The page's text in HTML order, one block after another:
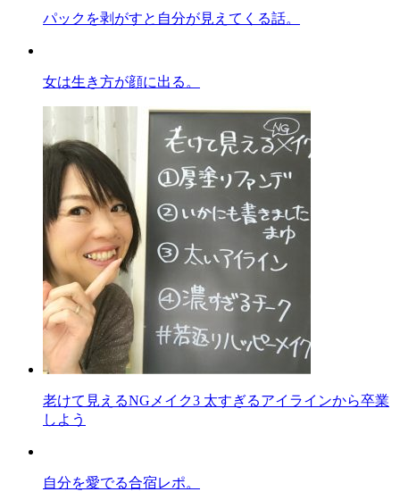
パックを剥がすと自分が見えてくる話。
女は生き方が顔に出る。
老けて見えるNGメイク3 太すぎるアイラインから卒業
しよう
自分を愛でる合宿レポ。